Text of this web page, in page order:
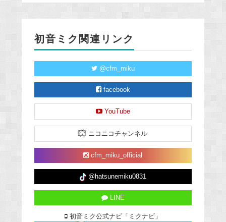
初音ミク関連リンク
@cfm_miku
facebook
YouTube
ニコニコチャンネル
cfm_miku_official
@hatsunemiku0831
LINE
初音ミク公式ナビ「ミクナビ」